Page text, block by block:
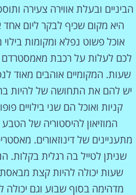
הביניים ובעלת אווירה צעירה
היא מקום שכיף לבקר ליום
אוכל פשוט נפלא ומקומות בילוי
שעות. המקומיים אוהבים מאוד
יש להם את התחושה של להיות
קניות ואוכל הם שני בילויים
המוזיאון להיסטוריה של
מתעניינים של דינוזאורים.
שעות יכולה להיות קצת
מדהימה בסוף שבוע וגם יכולה